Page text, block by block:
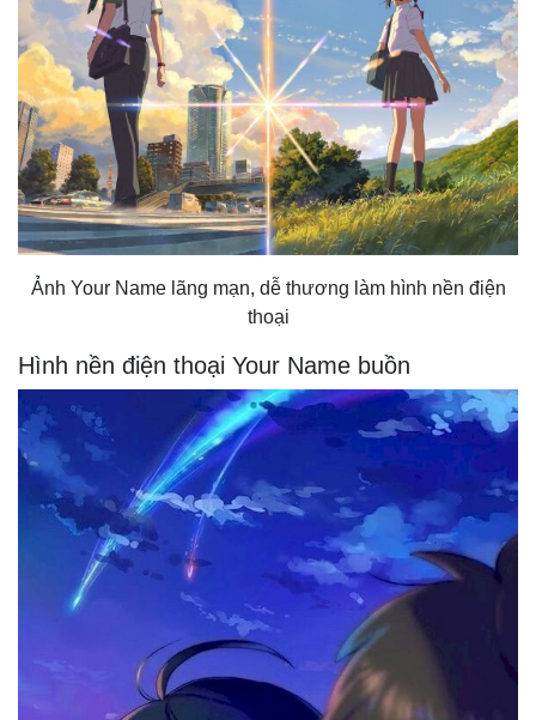
Ảnh Your Name lãng mạn, dễ thương làm hình nền điện
thoại
Hình nền điện thoại Your Name buồn